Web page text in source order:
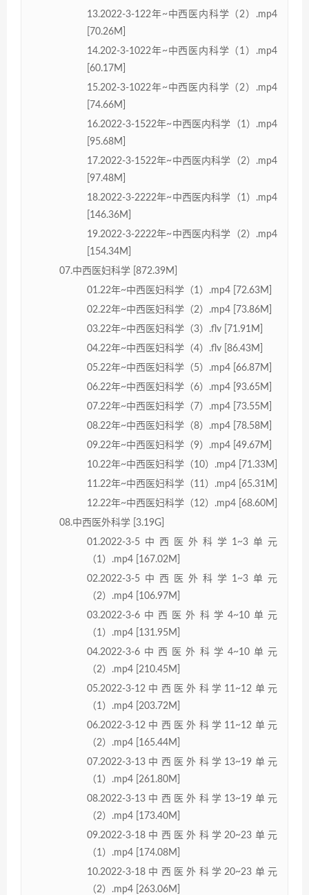
13.2022-3-122年~中西医内科学（2）.mp4
[70.26M]
14.202-3-1022年~中西医内科学（1）.mp4
[60.17M]
15.202-3-1022年~中西医内科学（2）.mp4
[74.66M]
16.2022-3-1522年~中西医内科学（1）.mp4
[95.68M]
17.2022-3-1522年~中西医内科学（2）.mp4
[97.48M]
18.2022-3-2222年~中西医内科学（1）.mp4
[146.36M]
19.2022-3-2222年~中西医内科学（2）.mp4
[154.34M]
07.中西医妇科学 [872.39M]
01.22年~中西医妇科学（1）.mp4 [72.63M]
02.22年~中西医妇科学（2）.mp4 [73.86M]
03.22年~中西医妇科学（3）.flv [71.91M]
04.22年~中西医妇科学（4）.flv [86.43M]
05.22年~中西医妇科学（5）.mp4 [66.87M]
06.22年~中西医妇科学（6）.mp4 [93.65M]
07.22年~中西医妇科学（7）.mp4 [73.55M]
08.22年~中西医妇科学（8）.mp4 [78.58M]
09.22年~中西医妇科学（9）.mp4 [49.67M]
10.22年~中西医妇科学（10）.mp4 [71.33M]
11.22年~中西医妇科学（11）.mp4 [65.31M]
12.22年~中西医妇科学（12）.mp4 [68.60M]
08.中西医外科学 [3.19G]
01.2022-3-5中西医外科学1~3单元
（1）.mp4 [167.02M]
02.2022-3-5中西医外科学1~3单元
（2）.mp4 [106.97M]
03.2022-3-6中西医外科学4~10单元
（1）.mp4 [131.95M]
04.2022-3-6中西医外科学4~10单元
（2）.mp4 [210.45M]
05.2022-3-12中西医外科学11~12单元
（1）.mp4 [203.72M]
06.2022-3-12中西医外科学11~12单元
（2）.mp4 [165.44M]
07.2022-3-13中西医外科学13~19单元
（1）.mp4 [261.80M]
08.2022-3-13中西医外科学13~19单元
（2）.mp4 [173.40M]
09.2022-3-18中西医外科学20~23单元
（1）.mp4 [174.08M]
10.2022-3-18中西医外科学20~23单元
（2）.mp4 [263.06M]